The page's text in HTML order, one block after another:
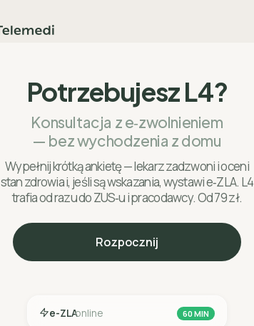
Potrzebujesz L4?
Konsultacja z e‑zwolnieniem
— bez wychodzenia z domu
Wypełnij krótką ankietę — lekarz zadzwoni i oceni
stan zdrowia i, jeśli są wskazania, wystawi e‑ZLA. L4
trafia od razu do ZUS‑u i pracodawcy. Od 79 zł.
Rozpocznij
e-ZLAonline 60 MIN